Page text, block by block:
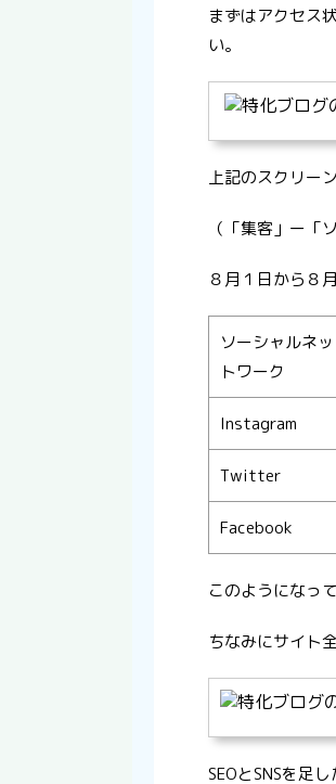
まずはアクセス
い。
上記のスクリー
（「集客」ー「
８月１日から８
ソーシャルネッ
トワーク
Instagram
Twitter
Facebook
このようになっ
ちなみにサイト
SEOとSNSを足